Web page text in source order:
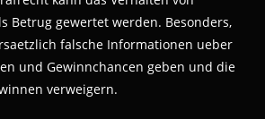
Betrug gewertet werden. Besonders,
falsche Informationen ueber
und Gewinnchancen geben und die
verweigern.